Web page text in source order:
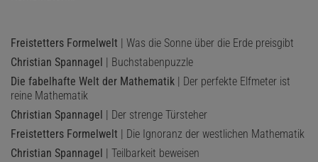
Freistetters Formelwelt | Was die Sonne über die Erde preisgibt
Christian Spannagel | Buchstabenpuzzle
Die fabelhafte Welt der Mathematik | Der perfekte Elfmeter ist
reine Mathematik
Christian Spannagel | Der strenge Türsteher
Freistetters Formelwelt | Die Ignoranz der westlichen Mathematik
Christian Spannagel | Teilbarkeit beweisen